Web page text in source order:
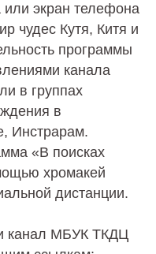
экран телефона
чудес Кутя, Китя и
программы
канала
в группах
в
Инстрарам.
«В поисках
хромакей
дистанции.
канал МБУК ТКДЦ